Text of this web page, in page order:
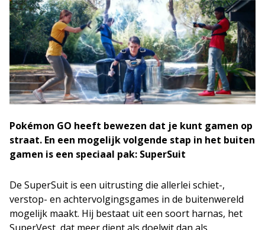
Pokémon GO heeft bewezen dat je kunt gamen op
straat. En een mogelijk volgende stap in het buiten
gamen is een speciaal pak: SuperSuit
De SuperSuit is een uitrusting die allerlei schiet-,
verstop- en achtervolgingsgames in de buitenwereld
mogelijk maakt. Hij bestaat uit een soort harnas, het